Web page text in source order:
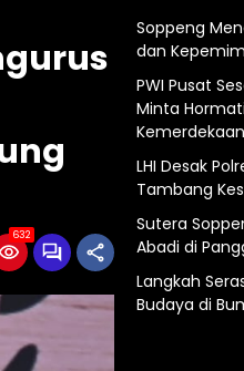
632
Soppeng
dan
PWI Pusat
Minta
LHI Desak
Tambang
Sutera
Abadi di
Langkah
Budaya di